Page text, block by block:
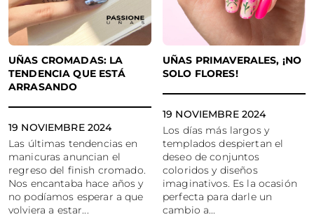
UÑAS CROMADAS: LA
TENDENCIA QUE ESTÁ
ARRASANDO
19 NOVIEMBRE 2024
Las últimas tendencias en
manicuras anuncian el
regreso del finish cromado.
Nos encantaba hace años y
no podíamos esperar a que
volviera a estar...
UÑAS PRIMAVERALES, ¡NO
SOLO FLORES!
19 NOVIEMBRE 2024
Los días más largos y
templados despiertan el
deseo de conjuntos
coloridos y diseños
imaginativos. Es la ocasión
perfecta para darle un
cambio a...